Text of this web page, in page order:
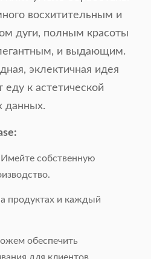
Простой
7KGS/часть
1 часть/1 коробка
восхитительным и
дуги, полным красоты
и выдающим.
эклектичная идея
еду к астетической
данных.
собственную
продуктах и каждый
обеспечить